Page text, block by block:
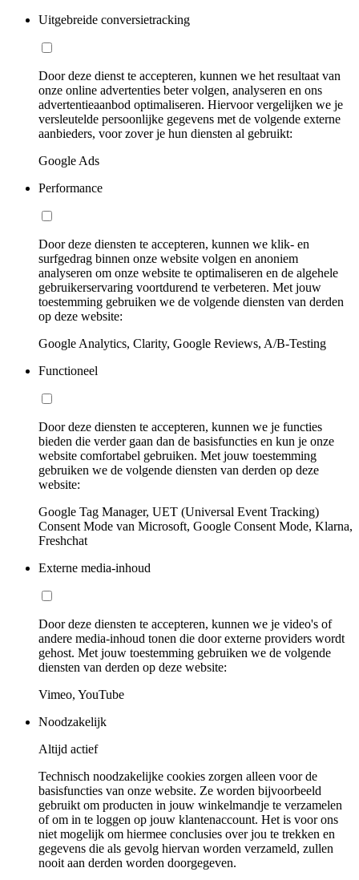
Uitgebreide conversietracking
Door deze dienst te accepteren, kunnen we het resultaat van
onze online advertenties beter volgen, analyseren en ons
advertentieaanbod optimaliseren. Hiervoor vergelijken we je
versleutelde persoonlijke gegevens met de volgende externe
aanbieders, voor zover je hun diensten al gebruikt:
Google Ads
Performance
Door deze diensten te accepteren, kunnen we klik- en
surfgedrag binnen onze website volgen en anoniem
analyseren om onze website te optimaliseren en de algehele
gebruikerservaring voortdurend te verbeteren. Met jouw
toestemming gebruiken we de volgende diensten van derden
op deze website:
Google Analytics, Clarity, Google Reviews, A/B-Testing
Functioneel
Door deze diensten te accepteren, kunnen we je functies
bieden die verder gaan dan de basisfuncties en kun je onze
website comfortabel gebruiken. Met jouw toestemming
gebruiken we de volgende diensten van derden op deze
website:
Google Tag Manager, UET (Universal Event Tracking)
Consent Mode van Microsoft, Google Consent Mode, Klarna,
Freshchat
Externe media-inhoud
Door deze diensten te accepteren, kunnen we je video's of
andere media-inhoud tonen die door externe providers wordt
gehost. Met jouw toestemming gebruiken we de volgende
diensten van derden op deze website:
Vimeo, YouTube
Noodzakelijk
Altijd actief
Technisch noodzakelijke cookies zorgen alleen voor de
basisfuncties van onze website. Ze worden bijvoorbeeld
gebruikt om producten in jouw winkelmandje te verzamelen
of om in te loggen op jouw klantenaccount. Het is voor ons
niet mogelijk om hiermee conclusies over jou te trekken en
gegevens die als gevolg hiervan worden verzameld, zullen
nooit aan derden worden doorgegeven.